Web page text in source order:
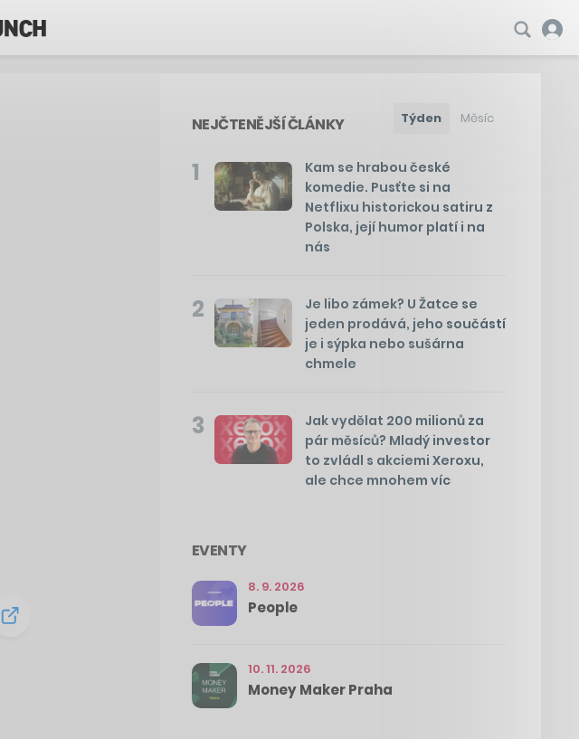
NEJČTENĚJŠÍ ČLÁNKY Týden Měsíc
1
Kam se hrabou české
komedie. Pusťte si na
Netflixu historickou satiru z
Polska, její humor platí i na
nás
2
Je libo zámek? U Žatce se
jeden prodává, jeho součástí
je i sýpka nebo sušárna
chmele
3
Jak vydělat 200 milionů za
pár měsíců? Mladý investor
to zvládl s akciemi Xeroxu,
ale chce mnohem víc
EVENTY
8. 9. 2026
People
10. 11. 2026
Money Maker Praha